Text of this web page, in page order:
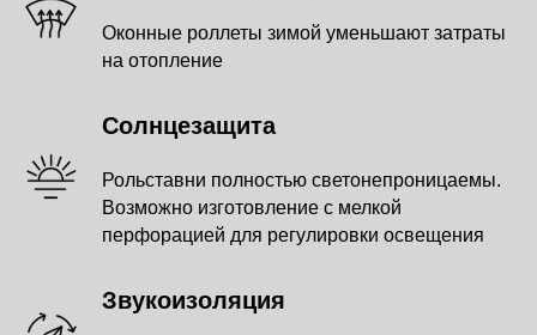
Оконные роллеты зимой уменьшают затраты
на отопление
Солнцезащита
Рольставни полностью светонепроницаемы.
Возможно изготовление с мелкой
перфорацией для регулировки освещения
Звукоизоляция